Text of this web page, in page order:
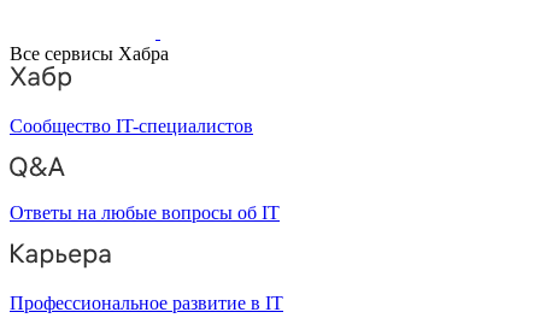
Все сервисы Хабра
Сообщество IT-специалистов
Ответы на любые вопросы об IT
Профессиональное развитие в IT